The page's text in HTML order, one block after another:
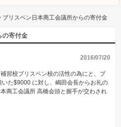
ブリスベン日本商工会議所からの寄付金
の寄付金
2016/07/20
習校ブリスベン校の活性の為にと、ブ
た$9000 に対し、嶋田会長からお礼の
商工会議所 高橋会頭と握手が交わされ